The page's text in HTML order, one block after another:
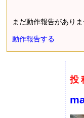
まだ動作報告があり
動作報告する
投